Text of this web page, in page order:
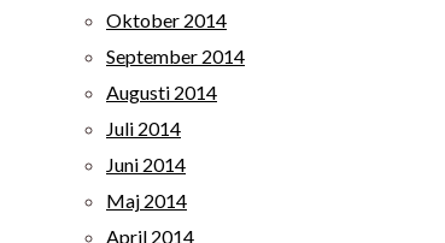
Oktober 2014
September 2014
Augusti 2014
Juli 2014
Juni 2014
Maj 2014
April 2014